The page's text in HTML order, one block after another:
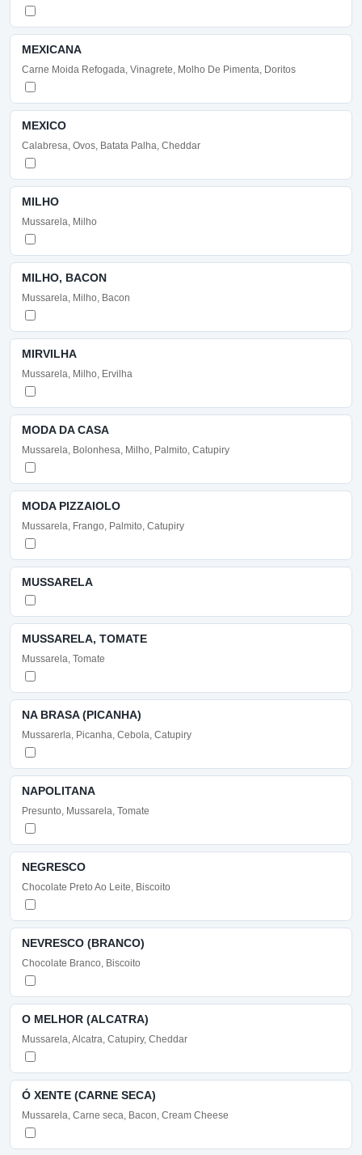
MEXICANA
Carne Moida Refogada, Vinagrete, Molho De Pimenta, Doritos
MEXICO
Calabresa, Ovos, Batata Palha, Cheddar
MILHO
Mussarela, Milho
MILHO, BACON
Mussarela, Milho, Bacon
MIRVILHA
Mussarela, Milho, Ervilha
MODA DA CASA
Mussarela, Bolonhesa, Milho, Palmito, Catupiry
MODA PIZZAIOLO
Mussarela, Frango, Palmito, Catupiry
MUSSARELA
MUSSARELA, TOMATE
Mussarela, Tomate
NA BRASA (PICANHA)
Mussarerla, Picanha, Cebola, Catupiry
NAPOLITANA
Presunto, Mussarela, Tomate
NEGRESCO
Chocolate Preto Ao Leite, Biscoito
NEVRESCO (BRANCO)
Chocolate Branco, Biscoito
O MELHOR (ALCATRA)
Mussarela, Alcatra, Catupiry, Cheddar
Ó XENTE (CARNE SECA)
Mussarela, Carne seca, Bacon, Cream Cheese